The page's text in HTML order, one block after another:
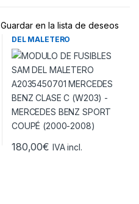
Guardar en la lista de deseos
MODULO DE FUSIBLES SAM
DEL MALETERO
A2035450701 MERCEDES
BENZ CLASE C (W203) –
MERCEDES BENZ SPORT
COUPÉ (2000-2008)
180,00€ IVA incl.